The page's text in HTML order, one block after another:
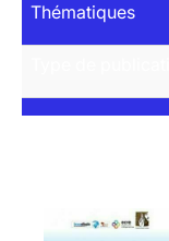
Thématiques